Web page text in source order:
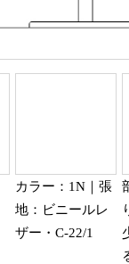
カラー：1N｜張
地：ビニールレ
ザー・C-22/1